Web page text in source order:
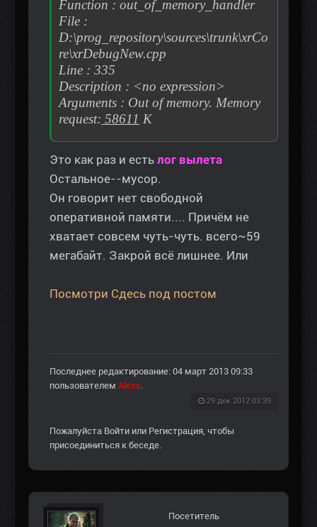
Function : out_of_memory_handler
File :
D:\prog_repository\sources\trunk\xrCo
re\xrDebugNew.cpp
Line : 335
Description : <no expression>
Arguments : Out of memory. Memory
request: 58611 K
Это как раз и есть лог вылета
Остальное--мусор.
Он говорит нет свободной
оперативной памяти.... Причём не
хватает совсем чуть-чуть. всего~59
мегабайт. Закрой всё лишнее. Или
Посмотри Сдесь под постом
Последнее редактирование: 04 март 2013 09:33
пользователем Alexs
29 дек 2012 03:39
Пожалуйста Войти или Регистрация , чтобы
присоединиться к беседе.
Посетитель